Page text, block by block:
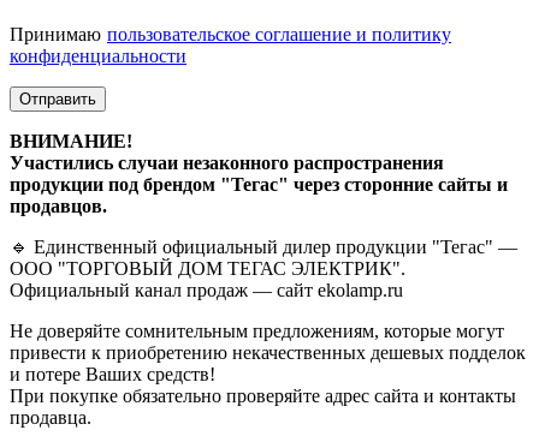
Принимаю пользовательское соглашение и политику
конфиденциальности
Отправить
ВНИМАНИЕ!
Участились случаи незаконного распространения
продукции под брендом "Тегас" через сторонние сайты и
продавцов.
🔹 Единственный официальный дилер продукции "Тегас" —
ООО "ТОРГОВЫЙ ДОМ ТЕГАС ЭЛЕКТРИК".
Официальный канал продаж — сайт ekolamp.ru
Не доверяйте сомнительным предложениям, которые могут
привести к приобретению некачественных дешевых подделок
и потере Ваших средств!
При покупке обязательно проверяйте адрес сайта и контакты
продавца.